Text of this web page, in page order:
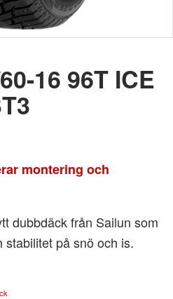
16 96T ICE
montering och
dubbdäck från Sailun som
på snö och is.